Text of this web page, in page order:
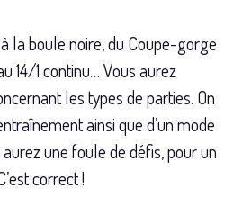
la boule noire, du Coupe-gorge
14/1 continu… Vous aurez
les types de parties. On
ainsi que d’un mode
une foule de défis, pour un
correct !